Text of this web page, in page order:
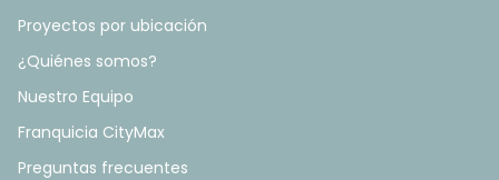
Proyectos por ubicación
¿Quiénes somos?
Nuestro Equipo
Franquicia CityMax
Preguntas frecuentes